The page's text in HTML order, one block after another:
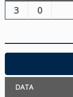
3 0
DATA